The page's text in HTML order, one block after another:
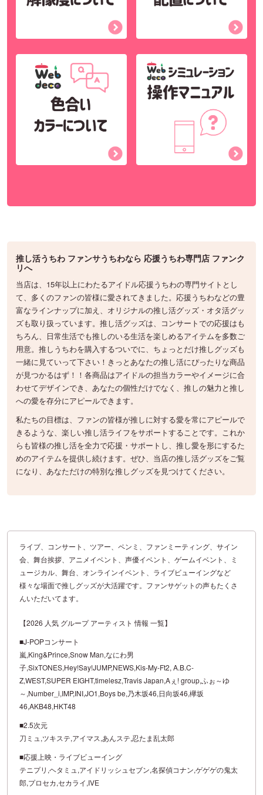
推し活うちわ ファンサうちわなら 応援うちわ専門店 ファンク
リへ
当店は、15年以上にわたるアイドル応援うちわの専門サイトとし
て、多くのファンの皆様に愛されてきました。応援うちわなどの豊
富なラインナップに加え、オリジナルの推し活グッズ・オタ活グッ
ズも取り扱っています。推し活グッズは、コンサートでの応援はも
ちろん、日常生活でも推しのいる生活を楽しめるアイテムを多数ご
用意。推しうちわを購入するついでに、ちょっとだけ推しグッズも
一緒に見ていって下さい！きっとあなたの推し活にぴったりな商品
が見つかるはず！！各商品はアイドルの担当カラーやイメージに合
わせてデザインでき、あなたの個性だけでなく、推しの魅力と推し
への愛を存分にアピールできます。
私たちの目標は、ファンの皆様が推しに対する愛を常にアピールで
きるような、楽しい推し活ライフをサポートすることです。これか
らも皆様の推し活を全力で応援・サポートし、推し愛を形にするた
めのアイテムを提供し続けます。ぜひ、当店の推し活グッズをご覧
になり、あなただけの特別な推しグッズを見つけてください。
ライブ、コンサート、ツアー、ペンミ、ファンミーティング、サイン
会、舞台挨拶、アニメイベント、声優イベント、ゲームイベント、ミ
ュージカル、舞台、オンラインイベント、ライブビューイングなど
様々な場面で推しグッズが大活躍です。ファンサゲットの声もたくさ
んいただいてます。
【2026 人気 グループ アーティスト 情報 一覧】
■J-POPコンサート
嵐,King&Prince,Snow Man,なにわ男
子,SixTONES,Hey!Say!JUMP,NEWS,Kis-My-Ft2, A.B.C-
Z,WEST,SUPER EIGHT,timelesz,Travis Japan,Aぇ! group,ふぉ～ゆ
～,Number_i,IMP,INI,JO1,Boys be,乃木坂46,日向坂46,欅坂
46,AKB48,HKT48
■2.5次元
刀ミュ,ツキステ,アイマス,あんステ,忍たま乱太郎
■応援上映・ライブビューイング
テニプリ,ヘタミュ,アイドリッシュセブン,名探偵コナン,ゲゲゲの鬼太
郎,プロセカ,セカライ,IVE